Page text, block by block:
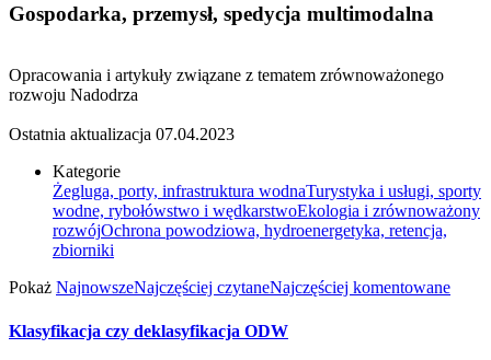
Gospodarka, przemysł, spedycja multimodalna
Opracowania i artykuły związane z tematem zrównoważonego
rozwoju Nadodrza
Ostatnia aktualizacja 07.04.2023
Kategorie
Żegluga, porty, infrastruktura wodnaTurystyka i usługi, sporty
wodne, rybołówstwo i wędkarstwoEkologia i zrównoważony
rozwójOchrona powodziowa, hydroenergetyka, retencja,
zbiorniki
Pokaż NajnowszeNajczęściej czytaneNajczęściej komentowane
Klasyfikacja czy deklasyfikacja ODW